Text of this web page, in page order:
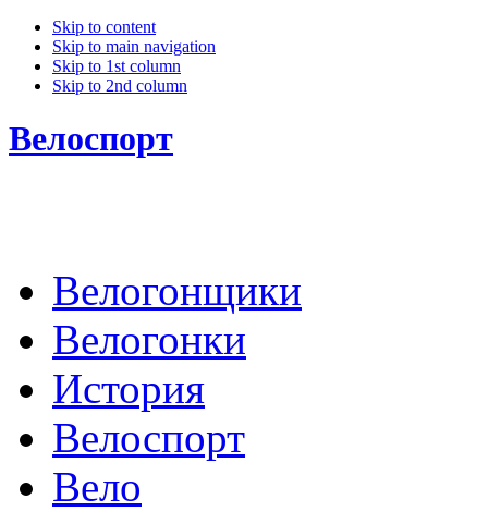
Skip to content
Skip to main navigation
Skip to 1st column
Skip to 2nd column
Велоспорт
Велогонщики
Велогонки
История
Велоспорт
Вело